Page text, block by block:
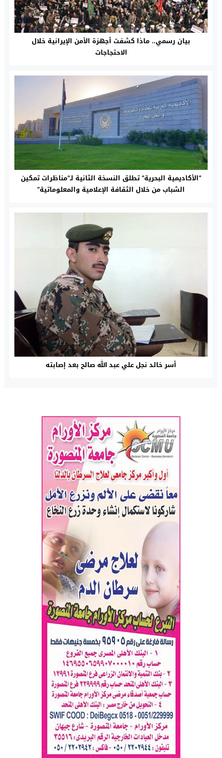
بيان رسمي.. ماذا كشفت أجهزة الأمن الإيرانية خلال
الاحتجاجات
“الأكاديمية البحرية” تطلق النسخة الثانية لـ”مناظرات تمكين
الشباب من خلال الثقافة الإعلامية والمعلوماتية”
أسر خالد نجل علي عبد الله صالح بعد إصابته